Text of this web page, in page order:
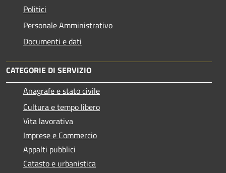
Politici
Personale Amministrativo
Documenti e dati
CATEGORIE DI SERVIZIO
Anagrafe e stato civile
Cultura e tempo libero
Vita lavorativa
Imprese e Commercio
Appalti pubblici
Catasto e urbanistica